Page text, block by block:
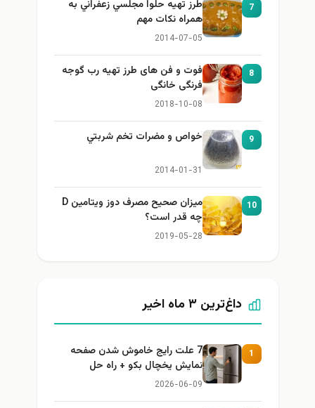
7
طرز تهيه حلوا مجلسي زعفراني به
همراه نكات مهم
2014-07-05
8
فوت و فن های طرز تهیه رب گوجه
فرنگی خانگی
2018-10-08
9 خواص و مضرات تخم شربتي
2014-01-31
10
میزان صحیح مصرف دوز ویتامین D
چه قدر است؟
2019-05-28
داغ‌ترین ۳ ماه اخیر
1
7 علت رایج خاموش شدن صفحه
نمایش یخچال بکو + راه حل
2026-06-09